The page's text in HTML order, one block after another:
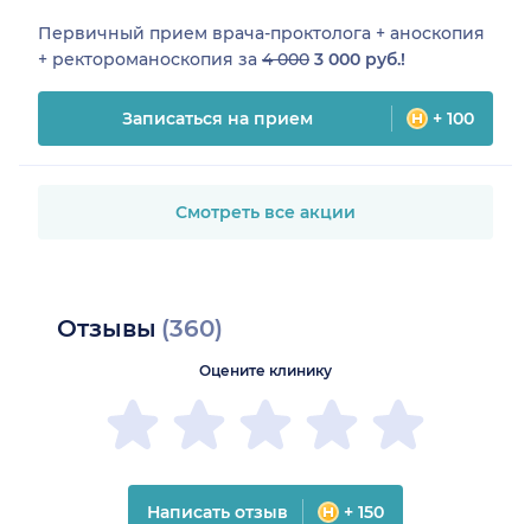
Первичный прием врача-проктолога + аноскопия
+ ректороманоскопия за 4 000 3 000 руб.!
Записаться на прием + 100
Смотреть все акции
Отзывы (360)
Оцените клинику
Написать отзыв + 150